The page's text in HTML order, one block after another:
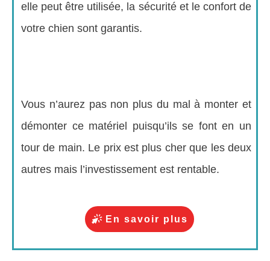
elle peut être utilisée, la sécurité et le confort de
votre chien sont garantis.
Vous n’aurez pas non plus du mal à monter et
démonter ce matériel puisqu’ils se font en un
tour de main. Le prix est plus cher que les deux
autres mais l’investissement est rentable.
En savoir plus